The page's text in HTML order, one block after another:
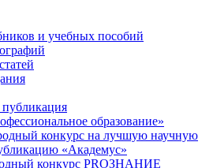
и учебных пособий
образование»
конкурс на лучшую научную
«Академус»
конкурс PROЗНАНИЕ